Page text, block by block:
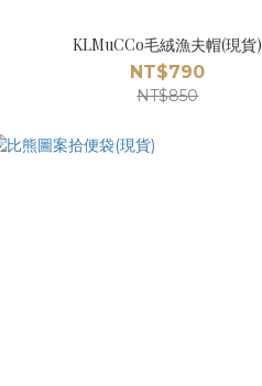
KLMuCCo毛絨漁夫帽(現貨)
NT$790
NT$850